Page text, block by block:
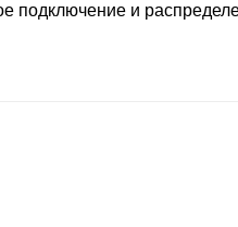
подключение и